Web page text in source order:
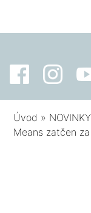
Úvod » NOVINKY
Means zatčen